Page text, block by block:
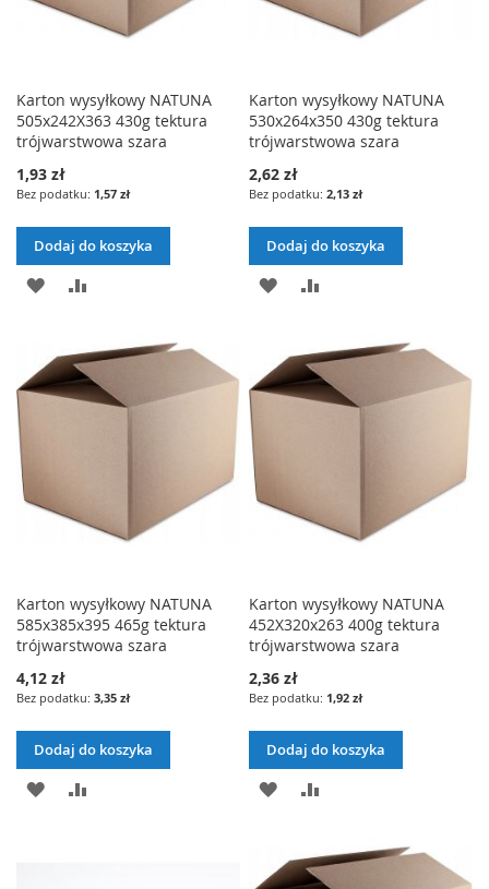
Karton wysyłkowy NATUNA
505x242X363 430g tektura
trójwarstwowa szara
1,93 zł
1,57 zł
Dodaj do koszyka
DODAJ
LISTY
ŻYCZEŃ
Karton wysyłkowy NATUNA
530x264x350 430g tektura
trójwarstwowa szara
2,62 zł
2,13 zł
Dodaj do koszyka
DODAJ
LISTY
ŻYCZEŃ
Karton wysyłkowy NATUNA
585x385x395 465g tektura
trójwarstwowa szara
4,12 zł
3,35 zł
Dodaj do koszyka
DODAJ
Karton wysyłkowy NATUNA
452X320x263 400g tektura
trójwarstwowa szara
2,36 zł
1,92 zł
Dodaj do koszyka
DODAJ
LISTY